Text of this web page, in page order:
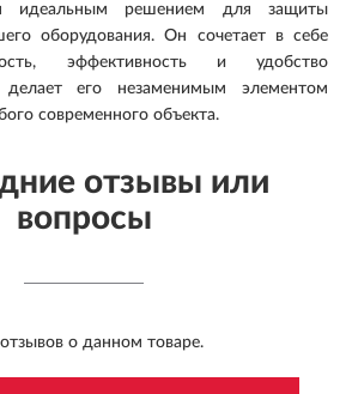
идеальным решением для защиты
оборудования. Он сочетает в себе
эффективность и удобство
делает его незаменимым элементом
современного объекта.
отзывы или
вопросы
о данном товаре.